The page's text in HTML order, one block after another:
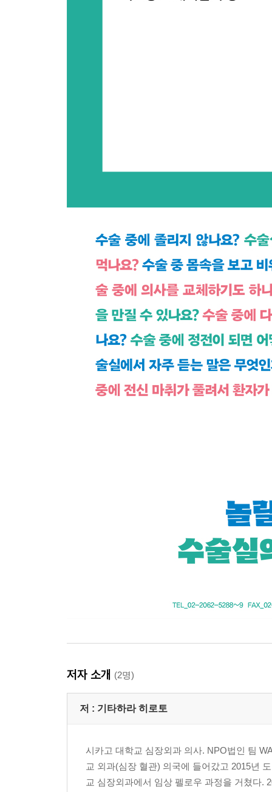
저자 소개 (2명)
저 : 기타하라 히로토
시카고 대학교 심장외과 의사. NPO법인 팀
교 외과(심장 혈관) 의국에 들어갔고 2015년
교 심장외과에서 임상 펠로우 과정을 거쳤다.